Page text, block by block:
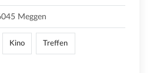
Meggen
Kino Treffen